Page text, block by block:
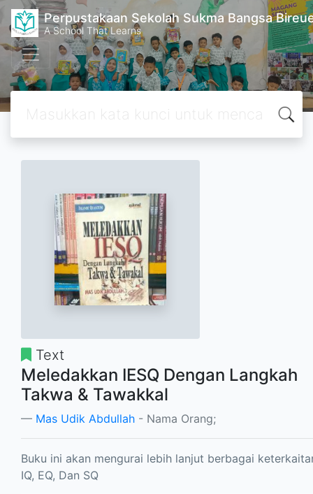
Perpustakaan Sekolah Sukma Bangsa
A School That Learns
Text
Meledakkan IESQ Dengan Langkah
Takwa & Tawakkal
Mas Udik Abdullah - Nama Orang;
Buku ini akan mengurai lebih lanjut berbagai
IQ, EQ, Dan SQ